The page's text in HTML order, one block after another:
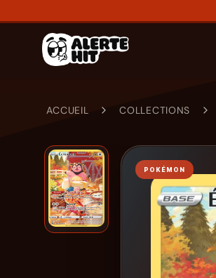
ACCUEIL COLLECTIONS
POKÉMON